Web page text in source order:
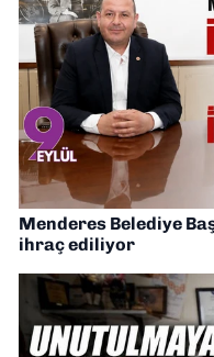
Menderes Belediye
ihraç ediliyor